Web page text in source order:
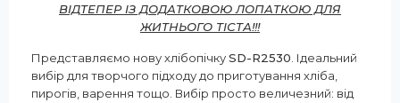
ВІДТЕПЕР ІЗ ДОДАТКОВОЮ ЛОПАТКОЮ ДЛЯ
ЖИТНЬОГО ТІСТА!!!
Представляємо нову хлібопічкуSD-R2530 . Ідеальний
вибір для творчого підходу до приготування хліба,
пирогів, варення тощо. Вибір просто величезний: від